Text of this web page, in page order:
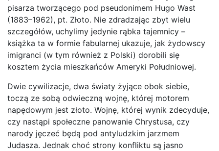
pisarza tworzącego pod pseudonimem Hugo Wast
(1883–1962), pt. Złoto. Nie zdradzając zbyt wielu
szczegółów, uchylimy jedynie rąbka tajemnicy –
książka ta w formie fabularnej ukazuje, jak żydowscy
imigranci (w tym również z Polski) dorobili się
kosztem życia mieszkańców Ameryki Południowej.
Dwie cywilizacje, dwa światy żyjące obok siebie,
toczą ze sobą odwieczną wojnę, której motorem
napędowym jest złoto. Wojnę, której wynik zdecyduje,
czy nastąpi społeczne panowanie Chrystusa, czy
narody jęczeć będą pod antyludzkim jarzmem
Judasza. Jednak choć strony konfliktu są jasno